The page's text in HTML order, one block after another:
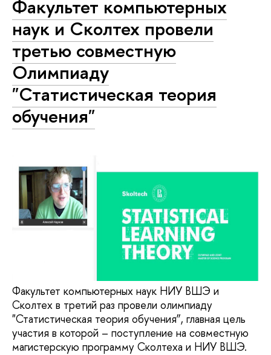
Факультет компьютерных
наук и Сколтех провели
третью совместную
Олимпиаду
"Статистическая теория
обучения"
Факультет компьютерных наук НИУ ВШЭ и
Сколтех в третий раз провели олимпиаду
"Статистическая теория обучения”, главная цель
участия в которой – поступление на совместную
магистерскую программу Сколтеха и НИУ ВШЭ.